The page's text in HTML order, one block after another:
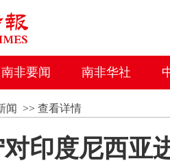
南非要闻 南非华社
闻 >> 查看详情
印度尼西亚